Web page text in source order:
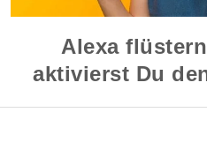
Alexa
aktivierst Du